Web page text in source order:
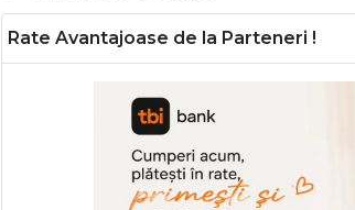
Rate Avantajoase de la Parteneri !